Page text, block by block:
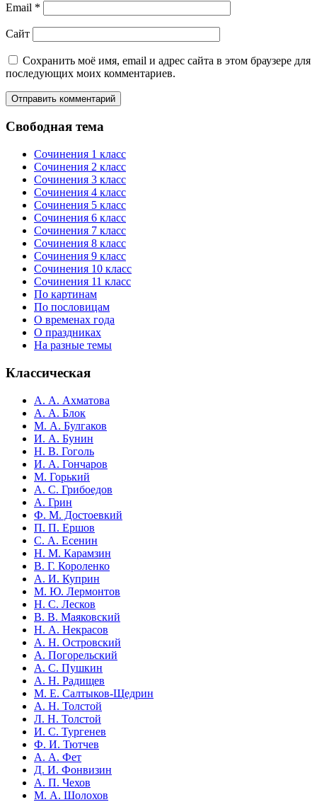
Email *
Сайт
Сохранить моё имя, email и адрес сайта в этом браузере для
последующих моих комментариев.
Свободная тема
Сочинения 1 класс
Сочинения 2 класс
Сочинения 3 класс
Сочинения 4 класс
Сочинения 5 класс
Сочинения 6 класс
Сочинения 7 класс
Сочинения 8 класс
Сочинения 9 класс
Сочинения 10 класс
Сочинения 11 класс
По картинам
По пословицам
О временах года
О праздниках
На разные темы
Классическая
А. А. Ахматова
А. А. Блок
М. А. Булгаков
И. А. Бунин
Н. В. Гоголь
И. А. Гончаров
М. Горький
А. С. Грибоедов
А. Грин
Ф. М. Достоевкий
П. П. Ершов
С. А. Есенин
Н. М. Карамзин
В. Г. Короленко
А. И. Куприн
М. Ю. Лермонтов
Н. С. Лесков
В. В. Маяковский
Н. А. Некрасов
А. Н. Островский
А. Погорельский
А. С. Пушкин
А. Н. Радищев
М. Е. Салтыков-Щедрин
А. Н. Толстой
Л. Н. Толстой
И. С. Тургенев
Ф. И. Тютчев
А. А. Фет
Д. И. Фонвизин
А. П. Чехов
М. А. Шолохов